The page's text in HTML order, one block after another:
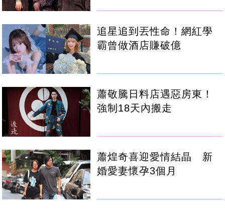
追星追到丟性命！網紅學
霸曾做酒店賺破億
蕭敬騰日料店遇惡房東！
強制18天內搬走
蕭煌奇喜迎愛情結晶 新
婚愛妻懷孕3個月